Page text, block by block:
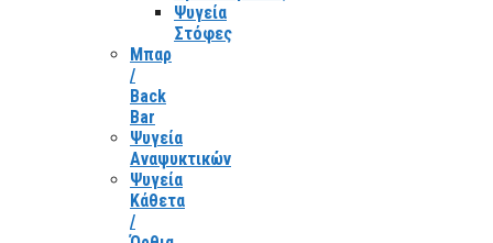
Ψυγεία
Στόφες
Μπαρ
/
Back
Bar
Ψυγεία
Αναψυκτικών
Ψυγεία
Κάθετα
/